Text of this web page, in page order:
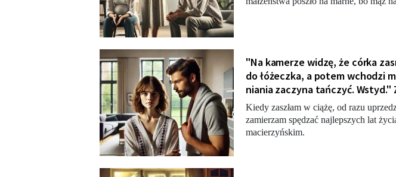
"Na kamerze widzę, że córka
do łóżeczka, a potem wchodzi
niania zaczyna tańczyć. Wstyd."
Kiedy zaszłam w ciążę, od razu
zamierzam spędzać najlepszych lat
macierzyńskim.